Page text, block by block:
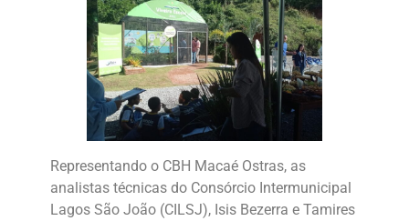
Representando o CBH Macaé Ostras, as
analistas técnicas do Consórcio Intermunicipal
Lagos São João (CILSJ), Isis Bezerra e Tamires